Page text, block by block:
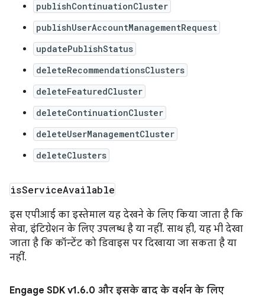
publishContinuationCluster
publishUserAccountManagementRequest
updatePublishStatus
deleteRecommendationsClusters
deleteFeaturedCluster
deleteContinuationCluster
deleteUserManagementCluster
deleteClusters
isServiceAvailable
इस एपीआई का इस्तेमाल यह देखने के लिए किया जाता है कि
सेवा, इंटिग्रेशन के लिए उपलब्ध है या नहीं. साथ ही, यह भी देखा
जाता है कि कॉन्टेंट को डिवाइस पर दिखाया जा सकता है या
नहीं.
Engage SDK v1.6.0 और इसके बाद के वर्शन के लिए